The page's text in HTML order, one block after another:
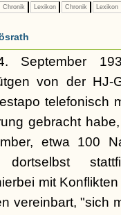
Chronik Lexikon Chronik Lexikon
September
von der HJ-
telefonisch
gebracht
etwa 100
mit
vereinbart, "sich